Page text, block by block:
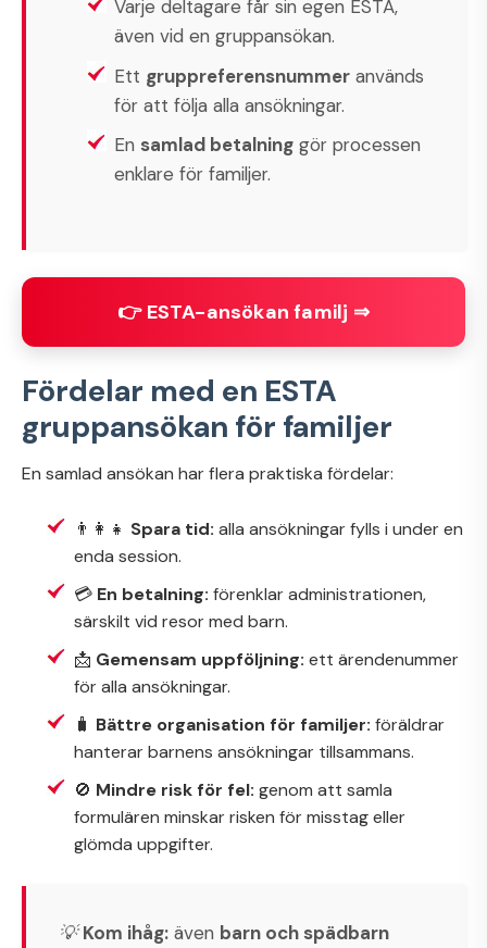
Varje deltagare får sin egen ESTA,
även vid en gruppansökan.
Ett gruppreferensnummer används
för att följa alla ansökningar.
En samlad betalning gör processen
enklare för familjer.
👉 ESTA-ansökan familj ⇒
Fördelar med en ESTA
gruppansökan för familjer
En samlad ansökan har flera praktiska fördelar:
👨‍👩‍👧 Spara tid: alla ansökningar fylls i under en
enda session.
💳 En betalning: förenklar administrationen,
särskilt vid resor med barn.
📩 Gemensam uppföljning: ett ärendenummer
för alla ansökningar.
🧳 Bättre organisation för familjer: föräldrar
hanterar barnens ansökningar tillsammans.
🚫 Mindre risk för fel: genom att samla
formulären minskar risken för misstag eller
glömda uppgifter.
💡Kom ihåg: även barn och spädbarn